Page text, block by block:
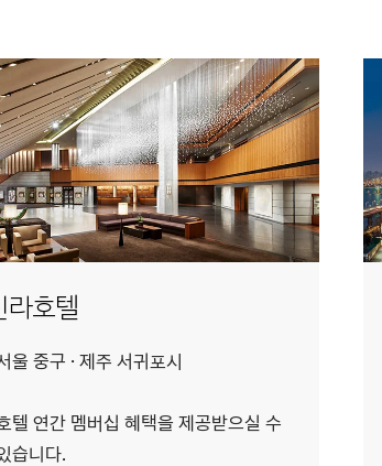
라호텔
울 중구 · 제주 서귀포시
텔 연간 멤버십 혜택을 제공받으실 수
습니다.